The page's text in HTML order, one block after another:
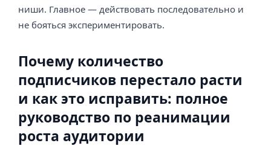
ниши. Главное — действовать последовательно и
не бояться экспериментировать.
Почему количество
подписчиков перестало расти
и как это исправить: полное
руководство по реанимации
роста аудитории